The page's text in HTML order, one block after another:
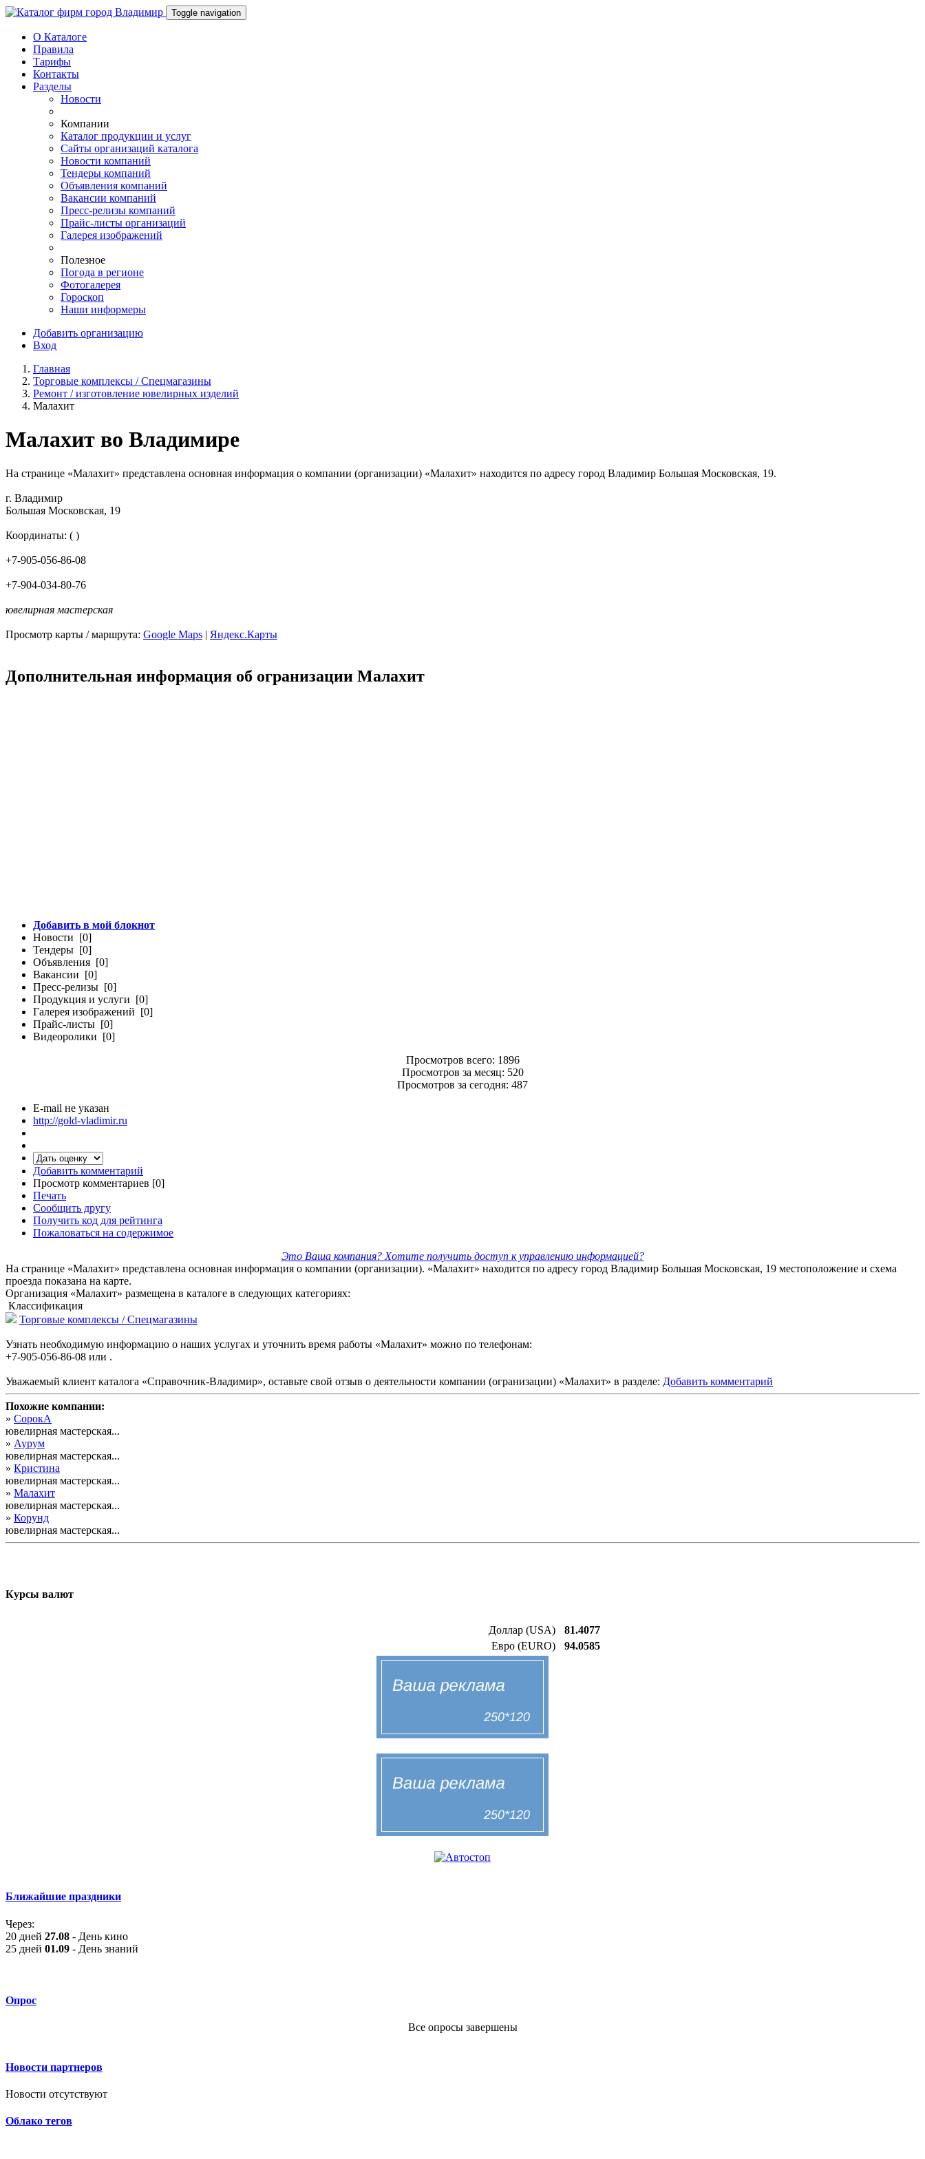
Toggle navigation
О Каталоге
Правила
Тарифы
Контакты
Разделы
Новости
Компании
Каталог продукции и услуг
Сайты организаций каталога
Новости компаний
Тендеры компаний
Объявления компаний
Вакансии компаний
Пресс-релизы компаний
Прайс-листы организаций
Галерея изображений
Полезное
Погода в регионе
Фотогалерея
Гороскоп
Наши информеры
Добавить организацию
Вход
Главная
Торговые комплексы / Спецмагазины
Ремонт / изготовление ювелирных изделий
Малахит
Малахит во Владимире
На странице «Малахит» представлена основная информация о компании (организации) «Малахит» находится по адресу город Владимир Большая Московская, 19.
г. Владимир
Большая Московская, 19
Координаты: ( )
+7-905-056-86-08
+7-904-034-80-76
ювелирная мастерская
Просмотр карты / маршрута: Google Maps | Яндекс.Карты
Дополнительная информация об огранизации Малахит
Добавить в мой блокнот
Новости [0]
Тендеры [0]
Объявления [0]
Вакансии [0]
Пресс-релизы [0]
Продукция и услуги [0]
Галерея изображений [0]
Прайс-листы [0]
Видеоролики [0]
Просмотров всего: 1896
Просмотров за месяц: 520
Просмотров за сегодня: 487
E-mail не указан
http://gold-vladimir.ru
Добавить комментарий
Просмотр комментариев [0]
Печать
Сообщить другу
Получить код для рейтинга
Пожаловаться на содержимое
Это Ваша компания? Хотите получить доступ к управлению информацией?
На странице «Малахит» представлена основная информация о компании (организации). «Малахит» находится по адресу город Владимир Большая Московская, 19 местоположение и схема
проезда показана на карте.
Организация «Малахит» размещена в каталоге в следующих категориях:
Классификация
Торговые комплексы / Спецмагазины
Узнать необходимую информацию о наших услугах и уточнить время работы «Малахит» можно по телефонам:
+7-905-056-86-08 или .
Уважаемый клиент каталога «Справочник-Владимир», оставьте свой отзыв о деятельности компании (огранизации) «Малахит» в разделе: Добавить комментарий
Похожие компании:
» СорокА
ювелирная мастерская...
» Аурум
ювелирная мастерская...
» Кристина
ювелирная мастерская...
» Малахит
ювелирная мастерская...
» Корунд
ювелирная мастерская...
Курсы валют
Доллар (USA)
81.4077
Евро (EURO)
94.0585
Ближайшие праздники
Через:
20 дней 27.08 - День кино
25 дней 01.09 - День знаний
Опрос
Все опросы завершены
Новости партнеров
Новости отсутствуют
Облако тегов